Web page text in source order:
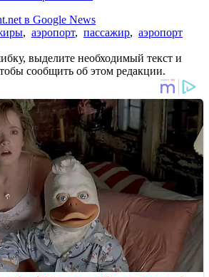
в Google News
, аэропорт, пассажир, аэропорт
выделите необходимый текст и
сообщить об этом редакции.